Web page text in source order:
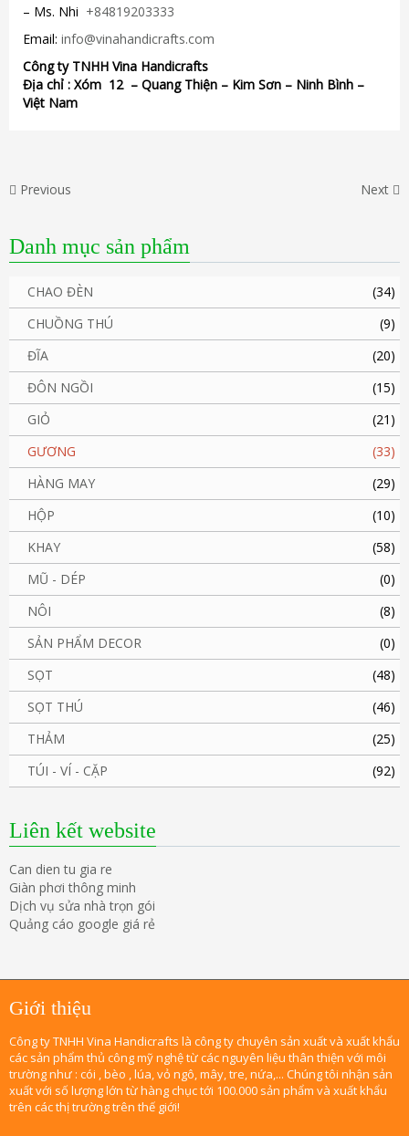
– Ms. Nhi +84819203333
Email: info@vinahandicrafts.com
Công ty TNHH Vina Handicrafts
Địa chỉ : Xóm 12 – Quang Thiện – Kim Sơn – Ninh Bình –
Việt Nam
Previous Next
Danh mục sản phẩm
CHAO ĐÈN
(34)
CHUỒNG THÚ
(9)
ĐĨA
(20)
ĐÔN NGỒI
(15)
GIỎ
(21)
GƯƠNG
(33)
HÀNG MAY
(29)
HỘP
(10)
KHAY
(58)
MŨ - DÉP
(0)
NÔI
(8)
SẢN PHẨM DECOR
(0)
SỌT
(48)
SỌT THÚ
(46)
THẢM
(25)
TÚI - VÍ - CẶP
(92)
Liên kết website
Can dien tu gia re
Giàn phơi thông minh
Dịch vụ sửa nhà trọn gói
Quảng cáo google giá rẻ
Giới thiệu
Công ty TNHH Vina Handicrafts là công ty chuyên sản xuất và xuất khẩu
các sản phẩm thủ công mỹ nghệ từ các nguyên liệu thân thiện với môi
trường như : cói , bèo , lúa, vỏ ngô, mây, tre, nứa,... Chúng tôi nhận sản
xuất với số lượng lớn từ hàng chục tới 100.000 sản phẩm và xuất khẩu
trên các thị trường trên thế giới!